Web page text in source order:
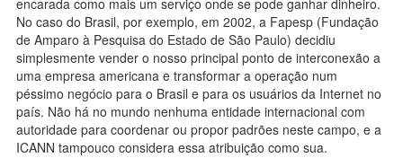
No caso do Brasil, por exemplo, em 2002, a Fapesp (Fundação
de Amparo à Pesquisa do Estado de São Paulo) decidiu
simplesmente vender o nosso principal ponto de interconexão a
uma empresa americana e transformar a operação num
péssimo negócio para o Brasil e para os usuários da Internet no
país. Não há no mundo nenhuma entidade internacional com
autoridade para coordenar ou propor padrões neste campo, e a
ICANN tampouco considera essa atribuição como sua.